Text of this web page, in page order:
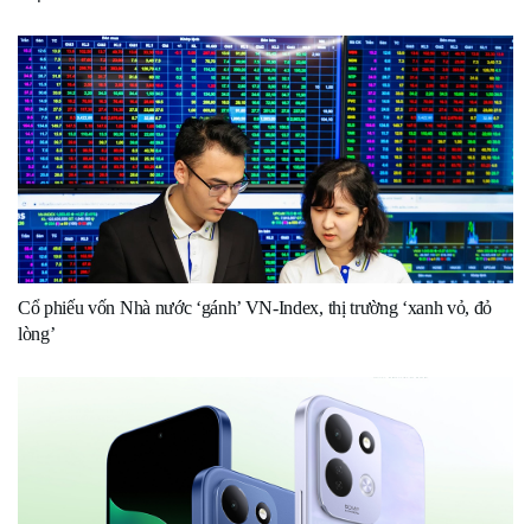
Cổ phiếu vốn Nhà nước ‘gánh’ VN-Index, thị trường ‘xanh vỏ, đỏ
lòng’